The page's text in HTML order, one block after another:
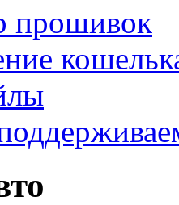
прошивок